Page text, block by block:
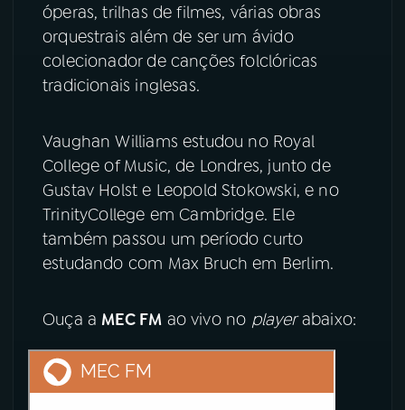
TikTok
óperas, trilhas de filmes, várias obras
orquestrais além de ser um ávido
colecionador de canções folclóricas
tradicionais inglesas.
Vaughan Williams estudou no Royal
College of Music, de Londres, junto de
Gustav Holst e Leopold Stokowski, e no
TrinityCollege em Cambridge. Ele
também passou um período curto
estudando com Max Bruch em Berlim.
Ouça a MEC FM ao vivo no playerabaixo: